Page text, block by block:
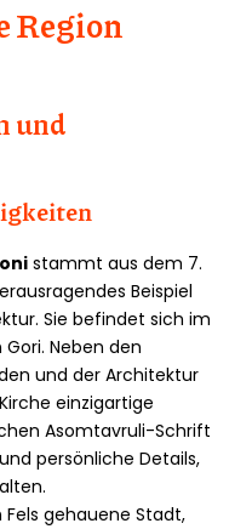
Region
und
stammt aus dem 7.
Beispiel
Sie befindet sich im
Neben den
und der Architektur
einzigartige
Asomtavruli-Schrift
persönliche Details,
gehauene Stadt,